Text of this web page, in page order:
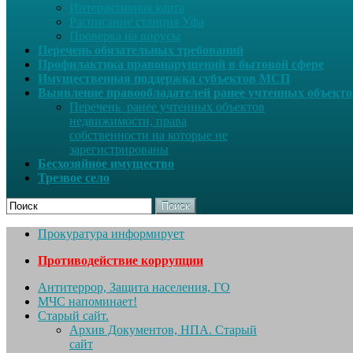
Интерактивная карта
Расписание станция Уфа
Проверка на вирусы
Перечень обязательных требований
Профилактика правонарушений в бытовой сфере
Имущественная поддержка субъектов МСП
Выявление правообладателей ранее учтенных
Перечень ранее учтенных объектов
недвижимости, права
собственности на которые не
зарегистрированы
Бесхозяйное имущество
Трезвое село
Поиск
Прокуратура информирует
Противодействие коррупции
Антитеррор, Защита населения, ГО
МЧС напоминает!
Старый сайт.
Архив Документов, НПА. Старый
сайт